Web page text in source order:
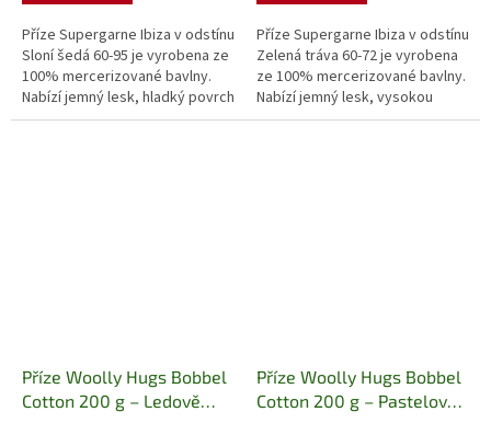
Příze Supergarne Ibiza v odstínu
Sloní šedá 60-95 je vyrobena ze
100% mercerizované bavlny.
Nabízí jemný lesk, hladký povrch
a vysokou pevnost. Skvěle se
Příze Supergarne Ibiza v odstínu
Zelená tráva 60-72 je vyrobena
ze 100% mercerizované bavlny.
Nabízí jemný lesk, vysokou
pevnost a je ideální pro
Příze Woolly Hugs Bobbel
Cotton 200 g – Ledově
Příze Woolly Hugs Bobbel
Cotton 200 g – Pastelová